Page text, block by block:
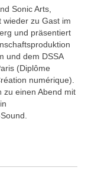
Sonic Arts,
wieder zu Gast im
und präsentiert
und dem DSSA
(Diplôme
numérique).
zu einen Abend mit